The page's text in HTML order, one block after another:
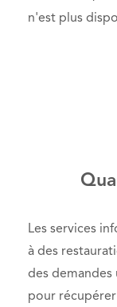
n'est plus
Les services
à des
des demandes
pour